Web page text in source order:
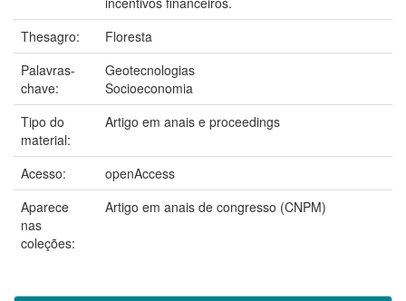
Thesagro:
Floresta
Palavras-
chave:
Geotecnologias
Socioeconomia
Tipo do
material:
Artigo em anais e proceedings
Acesso:
openAccess
Aparece
nas
coleções:
Artigo em anais de congresso (CNPM)